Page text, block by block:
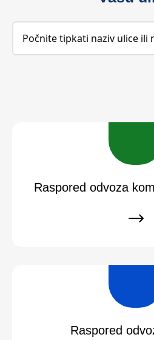
Raspored odvoza
Raspored